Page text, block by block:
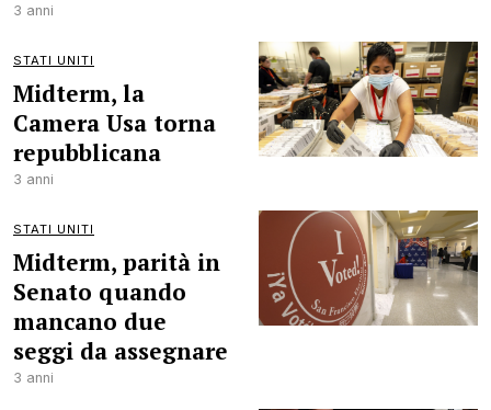
3 anni
STATI UNITI
Midterm, la
Camera Usa torna
repubblicana
3 anni
STATI UNITI
Midterm, parità in
Senato quando
mancano due
seggi da assegnare
3 anni